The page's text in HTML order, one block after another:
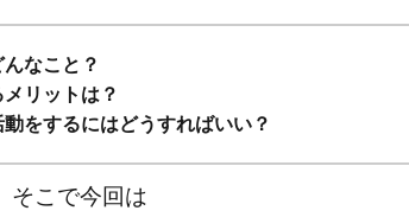
なこと？
リットは？
をするにはどうすればいい？
そこで今回は